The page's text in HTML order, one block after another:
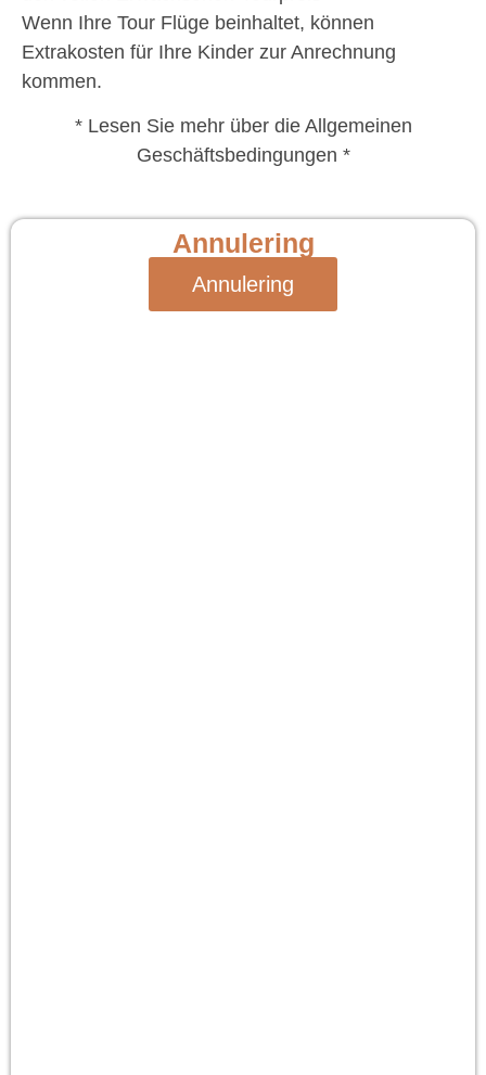
Wenn Ihre Tour Flüge beinhaltet, können
Extrakosten für Ihre Kinder zur Anrechnung
kommen.
* Lesen Sie mehr über die Allgemeinen
Geschäftsbedingungen *
Annulering
Annulering